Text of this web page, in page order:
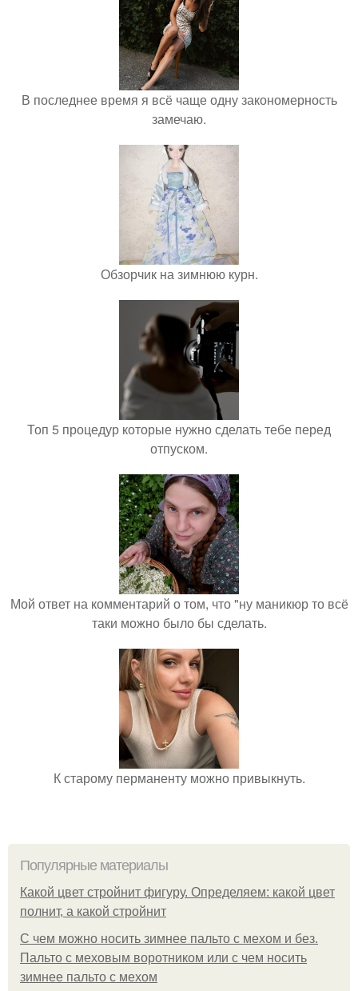
В последнее время я всё чаще одну закономерность
замечаю.
Обзорчик на зимнюю курн.
Топ 5 процедур которые нужно сделать тебе перед
отпуском.
Мой ответ на комментарий о том, что "ну маникюр то всё
таки можно было бы сделать.
К старому перманенту можно привыкнуть.
Популярные материалы
Какой цвет стройнит фигуру. Определяем: какой цвет
полнит, а какой стройнит
C чем можно носить зимнее пальто с мехом и без.
Пальто с меховым воротником или с чем носить
зимнее пальто с мехом